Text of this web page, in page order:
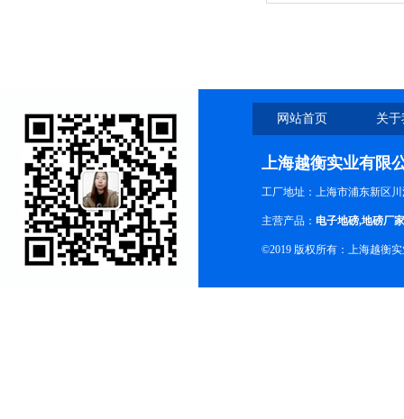
网站首页 关
上海越衡实业有限
工厂地址：上海市浦东新区川
主营产品： 电子地磅,地磅厂家
©2019 版权所有：上海越衡